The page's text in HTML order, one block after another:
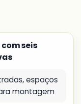
seis
espaços
montagem